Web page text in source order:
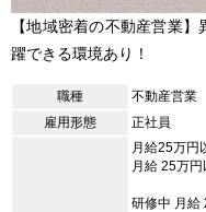
【地域密着の不動産営業
躍できる環境あり！
職種
不動産営業
雇用形態
正社員
月給25万円
月給 25万円
研修中 月給